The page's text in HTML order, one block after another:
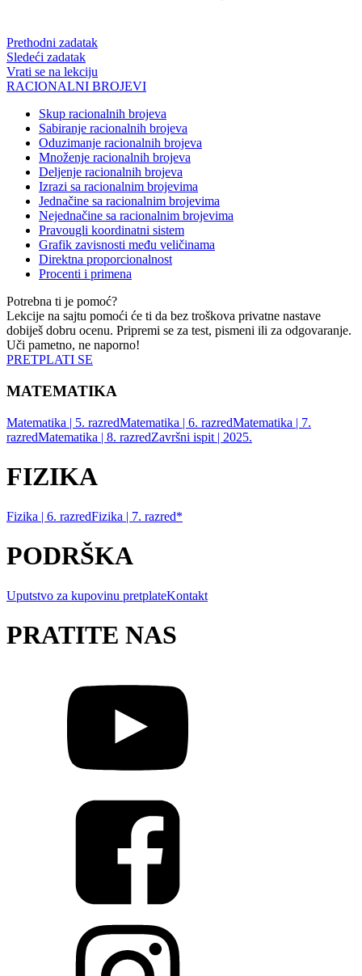
Prethodni zadatak
Sledeći zadatak
Vrati se na lekciju
RACIONALNI BROJEVI
Skup racionalnih brojeva
Sabiranje racionalnih brojeva
Oduzimanje racionalnih brojeva
Množenje racionalnih brojeva
Deljenje racionalnih brojeva
Izrazi sa racionalnim brojevima
Jednačine sa racionalnim brojevima
Nejednačine sa racionalnim brojevima
Pravougli koordinatni sistem
Grafik zavisnosti među veličinama
Direktna proporcionalnost
Procenti i primena
Potrebna ti je pomoć?
Lekcije na sajtu pomoći će ti da bez troškova privatne nastave
dobiješ dobru ocenu. Pripremi se za test, pismeni ili za odgovaranje.
Uči pametno, ne naporno!
PRETPLATI SE
MATEMATIKA
Matematika | 5. razredMatematika | 6. razredMatematika | 7.
razredMatematika | 8. razredZavršni ispit | 2025.
FIZIKA
Fizika | 6. razredFizika | 7. razred*
PODRŠKA
Uputstvo za kupovinu pretplateKontakt
PRATITE NAS